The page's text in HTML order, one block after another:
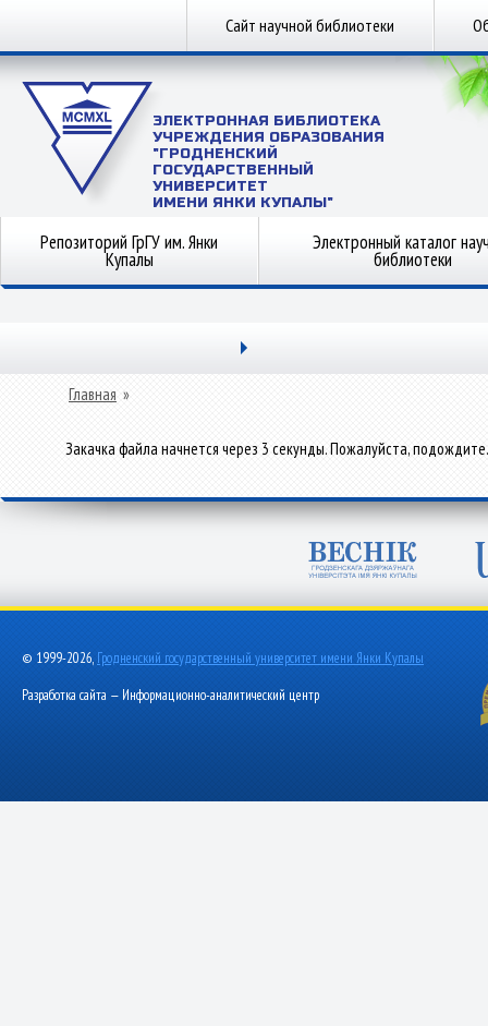
Сайт научной библиотеки
ЭЛЕКТРОННАЯ БИБЛИОТЕКА
УЧРЕЖДЕНИЯ ОБРАЗОВАНИЯ
"ГРОДНЕНСКИЙ
ГОСУДАРСТВЕННЫЙ
УНИВЕРСИТЕТ
ИМЕНИ ЯНКИ КУПАЛЫ"
Репозиторий ГрГУ им. Янки
Купалы
Электронный каталог
библиотеки
Главная »
Закачка файла начнется через 3 секунды. Пожалуйста, подождите.
© 1999-2026, Гродненский государственный университет имени Янки Купалы
Разработка сайта — Информационно-аналитический центр